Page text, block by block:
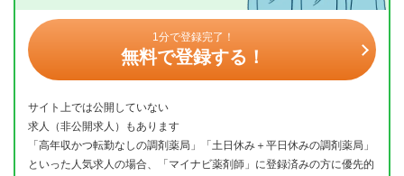
1分で登録完了！
無料で登録する！
サイト上では公開していない
求人（非公開求人）もあります
「高年収かつ転勤なしの調剤薬局」「土日休み＋平日休みの調剤薬局」
といった人気求人の場合、「マイナビ薬剤師」に登録済みの方に優先的